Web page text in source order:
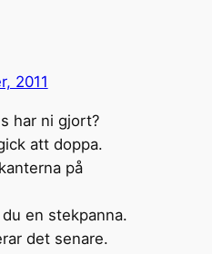
2011
har ni gjort?
att doppa.
på
en stekpanna.
det senare.